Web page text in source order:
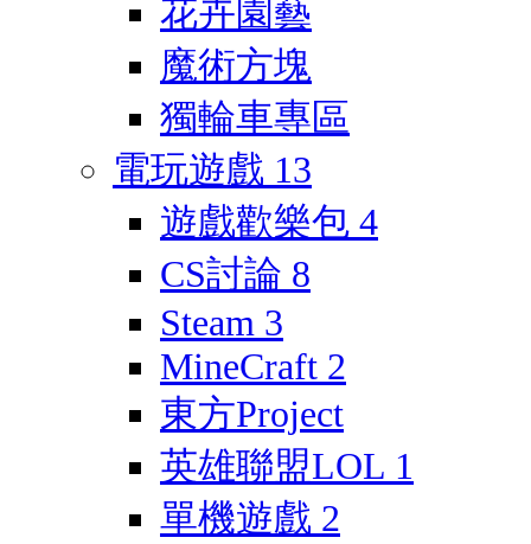
花卉園藝
魔術方塊
獨輪車專區
電玩遊戲 13
遊戲歡樂包 4
CS討論 8
Steam 3
MineCraft 2
東方Project
英雄聯盟LOL 1
單機遊戲 2